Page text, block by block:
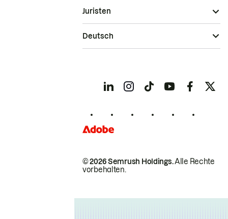
© 2026 Semrush Holdings.Alle Rechte
vorbehalten.
Juristen
Deutsch